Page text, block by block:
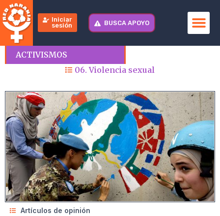
Iniciar
sesión
BUSCA APOYO
ACTIVISMOS
06. Violencia sexual
Artículos de opinión